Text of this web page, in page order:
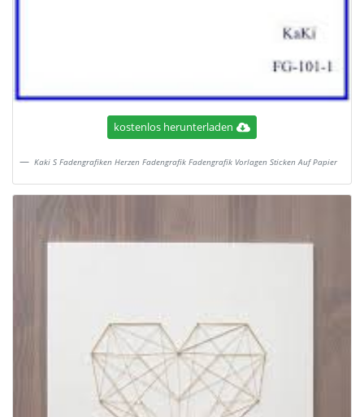
kostenlos herunterladen
Kaki S Fadengrafiken Herzen Fadengrafik Fadengrafik Vorlagen Sticken Auf Papier